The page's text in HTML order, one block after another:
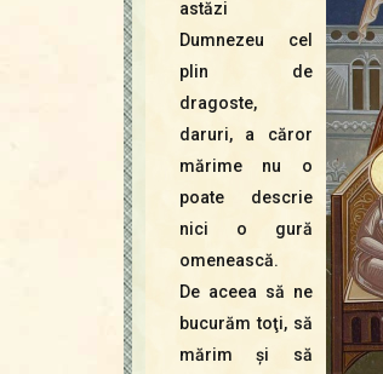
astăzi
Dumnezeu cel
plin de
dragoste,
daruri, a căror
mărime nu o
poate descrie
nici o gură
omenească.
De aceea să ne
bucurăm toţi, să
mărim şi să